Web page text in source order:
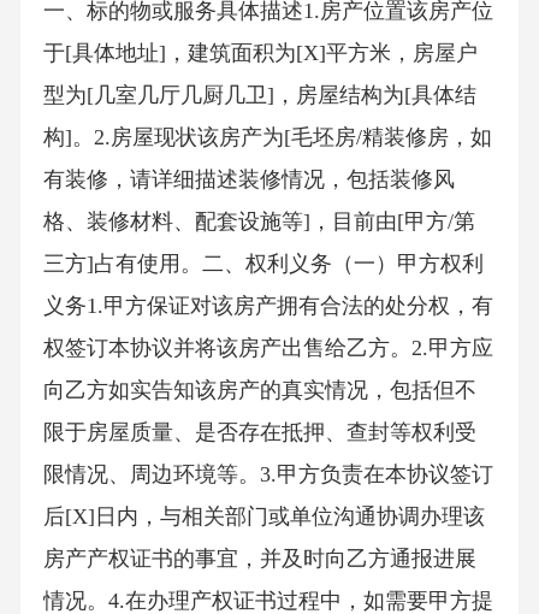
一、标的物或服务具体描述1.房产位置该房产位
于[具体地址]，建筑面积为[X]平方米，房屋户
型为[几室几厅几厨几卫]，房屋结构为[具体结
构]。2.房屋现状该房产为[毛坯房/精装修房，如
有装修，请详细描述装修情况，包括装修风
格、装修材料、配套设施等]，目前由[甲方/第
三方]占有使用。二、权利义务（一）甲方权利
义务1.甲方保证对该房产拥有合法的处分权，有
权签订本协议并将该房产出售给乙方。2.甲方应
向乙方如实告知该房产的真实情况，包括但不
限于房屋质量、是否存在抵押、查封等权利受
限情况、周边环境等。3.甲方负责在本协议签订
后[X]日内，与相关部门或单位沟通协调办理该
房产产权证书的事宜，并及时向乙方通报进展
情况。4.在办理产权证书过程中，如需要甲方提